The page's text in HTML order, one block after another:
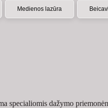
Medienos lazūra
specialiomis dažymo